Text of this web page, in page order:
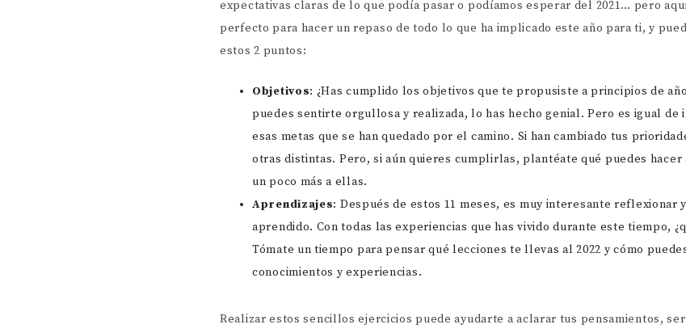
expectativas claras de lo que podía pasar o podíamos esperar del 2021… pero
perfecto para hacer un repaso de todo lo que ha implicado este año para ti, y
estos 2 puntos:
Objetivos: ¿Has cumplido los objetivos que te propusiste a principios de
puedes sentirte orgullosa y realizada, lo has hecho genial. Pero es igual de
esas metas que se han quedado por el camino. Si han cambiado tus
otras distintas. Pero, si aún quieres cumplirlas, plantéate qué puedes
un poco más a ellas.
Aprendizajes: Después de estos 11 meses, es muy interesante reflexionar
aprendido. Con todas las experiencias que has vivido durante este tiempo,
Tómate un tiempo para pensar qué lecciones te llevas al 2022 y cómo
conocimientos y experiencias.
Realizar estos sencillos ejercicios puede ayudarte a aclarar tus pensamientos,